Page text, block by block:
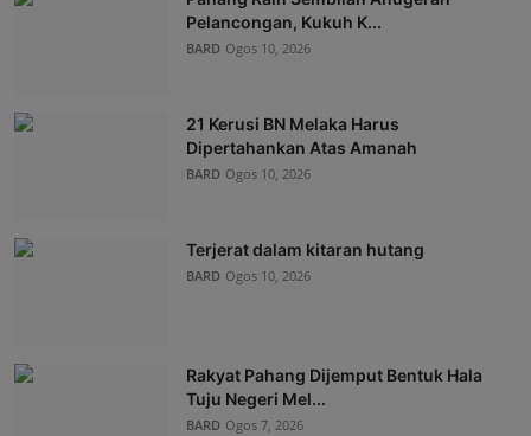
Pelancongan, Kukuh K...
BARD Ogos 10, 2026
21 Kerusi BN Melaka Harus
Dipertahankan Atas Amanah
BARD Ogos 10, 2026
Terjerat dalam kitaran hutang
BARD Ogos 10, 2026
Rakyat Pahang Dijemput Bentuk Hala
Tuju Negeri Mel...
BARD Ogos 7, 2026